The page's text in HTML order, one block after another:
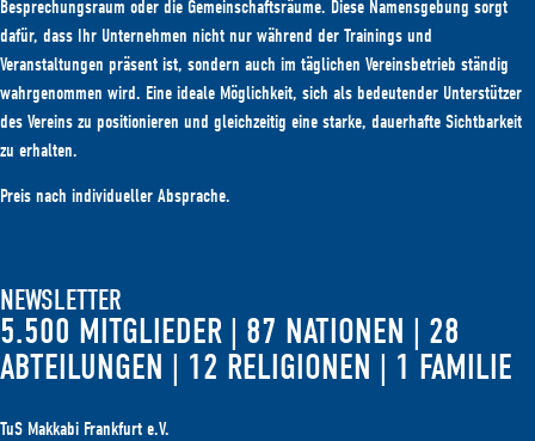
Besprechungsraum oder die Gemeinschaftsräume. Diese Namensgebung sorgt
dafür, dass Ihr Unternehmen nicht nur während der Trainings und
Veranstaltungen präsent ist, sondern auch im täglichen Vereinsbetrieb ständig
wahrgenommen wird. Eine ideale Möglichkeit, sich als bedeutender Unterstützer
des Vereins zu positionieren und gleichzeitig eine starke, dauerhafte Sichtbarkeit
zu erhalten.
Preis nach individueller Absprache.
NEWSLETTER
5.500 MITGLIEDER | 87 NATIONEN | 28
ABTEILUNGEN | 12 RELIGIONEN | 1 FAMILIE
TuS Makkabi Frankfurt e.V.